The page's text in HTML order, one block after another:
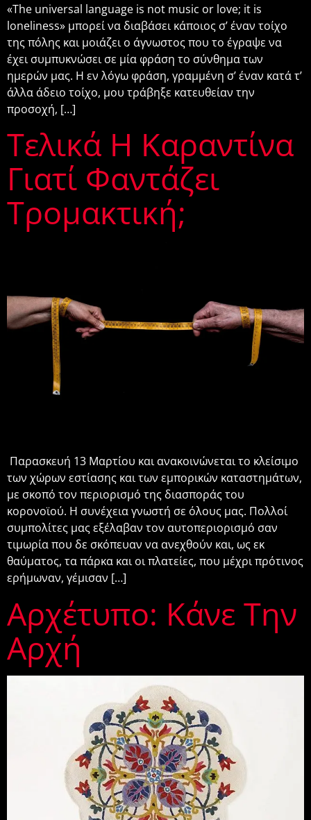
«The universal language is not music or love; it is
loneliness» μπορεί να διαβάσει κάποιος σ’ έναν τοίχο
της πόλης και μοιάζει ο άγνωστος που το έγραψε να
έχει συμπυκνώσει σε μία φράση το σύνθημα των
ημερών μας. Η εν λόγω φράση, γραμμένη σ’ έναν κατά τ’
άλλα άδειο τοίχο, μου τράβηξε κατευθείαν την
προσοχή, […]
Τελικά Η Καραντίνα
Γιατί Φαντάζει
Τρομακτική;
Παρασκευή 13 Μαρτίου και ανακοινώνεται το κλείσιμο
των χώρων εστίασης και των εμπορικών καταστημάτων,
με σκοπό τον περιορισμό της διασποράς του
κορονοϊού. Η συνέχεια γνωστή σε όλους μας. Πολλοί
συμπολίτες μας εξέλαβαν τον αυτοπεριορισμό σαν
τιμωρία που δε σκόπευαν να ανεχθούν και, ως εκ
θαύματος, τα πάρκα και οι πλατείες, που μέχρι πρότινος
ερήμωναν, γέμισαν […]
Αρχέτυπο: Κάνε Την
Αρχή